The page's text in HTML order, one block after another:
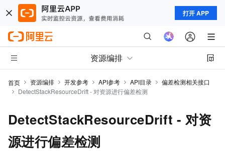
打开 APP
资源编排
首页 资源编排 开发参考 API参考 API目录
偏差检测相关接口
DetectStackResourceDrift - 对资源进行偏差检测
DetectStackResourceDrift - 对资
源进行偏差检测